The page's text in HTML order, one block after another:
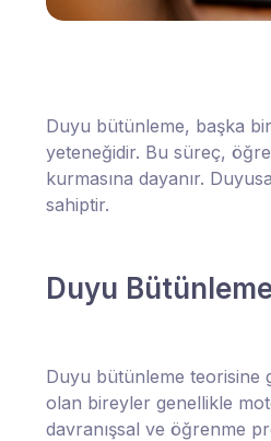
Duyu bütünleme, başka
yeteneğidir. Bu süreç,
kurmasına dayanır.
sahiptir.
Duyu
Duyu bütünleme teorisine
olan bireyler genellikle
davranışsal ve öğrenme